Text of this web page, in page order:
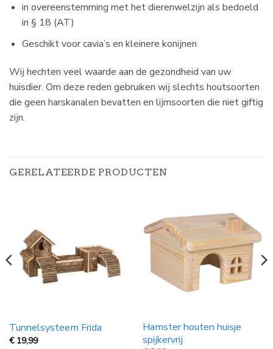
in overeenstemming met het dierenwelzijn als bedoeld
in § 18 (AT)
Geschikt voor cavia’s en kleinere konijnen
Wij hechten veel waarde aan de gezondheid van uw
huisdier. Om deze reden gebruiken wij slechts houtsoorten
die geen harskanalen bevatten en lijmsoorten die niet giftig
zijn.
GERELATEERDE PRODUCTEN
Tunnelsysteem Frida
€ 19,99
Hamster houten huisje
spijkervrij